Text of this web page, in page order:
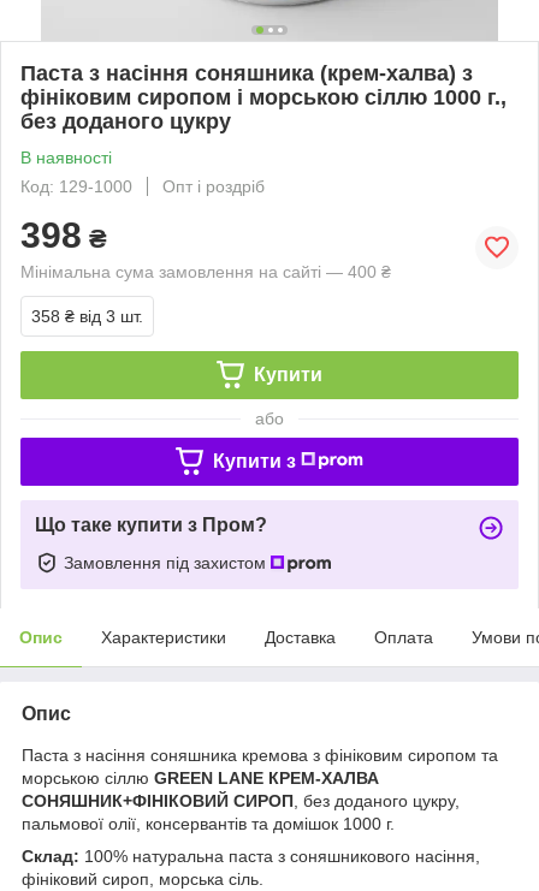
Паста з насіння соняшника (крем-халва) з
фініковим сиропом і морською сіллю 1000 г.,
без доданого цукру
В наявності
Код: 129-1000
Опт і роздріб
398 ₴
Мінімальна сума замовлення на сайті — 400 ₴
358 ₴ від 3 шт.
Купити
або
Купити з
Що таке купити з Пром?
Замовлення під захистом
Опис Характеристики Доставка Оплата Умови
Опис
Паста з насіння соняшника кремова з фініковим сиропом та
морською сіллю GREEN LANE КРЕМ-ХАЛВА
СОНЯШНИК+ФІНІКОВИЙ СИРОП , без доданого цукру,
пальмової олії, консервантів та домішок 1000 г.
Склад: 100% натуральна паста з соняшникового насіння,
фініковий сироп, морська сіль.